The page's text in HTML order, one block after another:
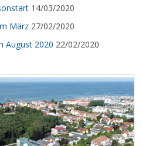
14/03/2020
März 27/02/2020
August 2020 22/02/2020